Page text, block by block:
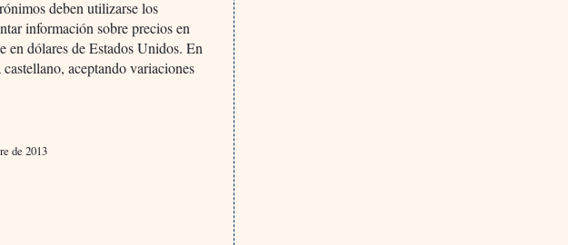
deben utilizarse los
información sobre precios en
en dólares de Estados Unidos. En
aceptando variaciones
de 2013